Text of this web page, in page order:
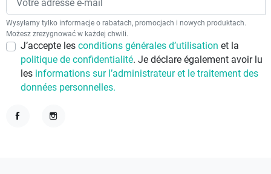
Wysyłamy tylko informacje o rabatach, promocjach i nowych produktach.
Możesz zrezygnować w każdej chwili.
J’accepte les conditions générales d’utilisation et la
politique de confidentialité. Je déclare également avoir lu
les informations sur l’administrateur et le traitement des
données personnelles.